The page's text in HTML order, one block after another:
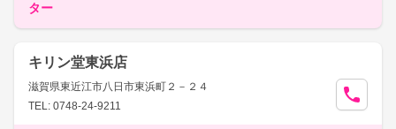
ター
キリン堂東浜店
滋賀県東近江市八日市東浜町２－２４
TEL: 0748-24-9211